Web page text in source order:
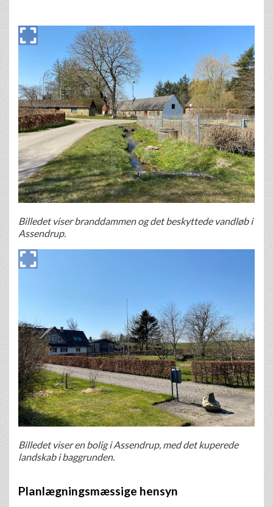
Billedet viser branddammen og det beskyttede vandløb i
Assendrup.
Billedet viser en bolig i Assendrup, med det kuperede
landskab i baggrunden.
Planlægningsmæssige hensyn